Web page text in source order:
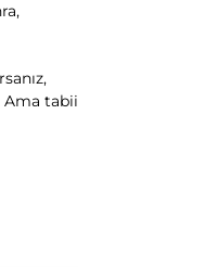
Ama tabii